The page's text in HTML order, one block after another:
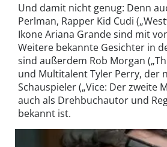
Und damit nicht genug: Denn
Perlman, Rapper Kid Cudi
Ikone Ariana Grande sind mit
Weitere bekannte Gesichter in
sind außerdem Rob Morgan
und Multitalent Tyler Perry, der
Schauspieler („Vice: Der zweite
auch als Drehbuchautor und
bekannt ist.